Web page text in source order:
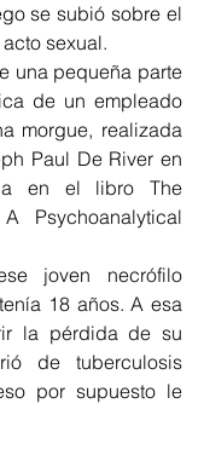
se subió sobre el
sexual.
una pequeña parte
de un empleado
morgue, realizada
Paul De River en
en el libro The
Psychoanalytical
joven necrófilo
18 años. A esa
la pérdida de su
de tuberculosis
por supuesto le